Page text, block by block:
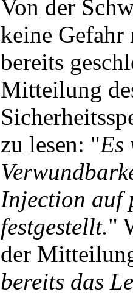
Von der
keine Gefahr
bereits
Mitteilung
zu lesen: "Es
Injection auf
festgestellt."
der
bereits das